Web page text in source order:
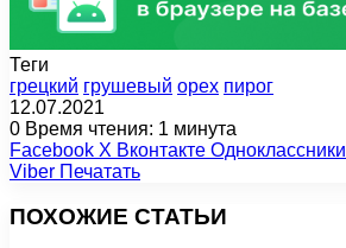
Теги
грецкий грушевый орех пирог
12.07.2021
0 Время чтения: 1 минута
Facebook X Вконтакте Одноклассники
Viber Печатать
ПОХОЖИЕ СТАТЬИ